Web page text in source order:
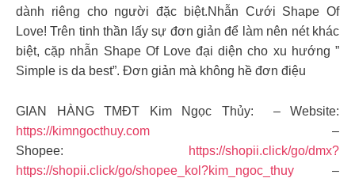
dành riêng cho người đặc biệt.Nhẫn Cưới Shape Of
Love! Trên tinh thần lấy sự đơn giản để làm nên nét khác
biệt, cặp nhẫn Shape Of Love đại diện cho xu hướng ”
Simple is da best”. Đơn giản mà không hề đơn điệu
GIAN HÀNG TMĐT Kim Ngọc Thủy: – Website:
https://kimngocthuy.com –
Shopee:
https://shopii.click/go/dmx?
https://shopii.click/go/shopee_kol?kim_ngoc_thuy –